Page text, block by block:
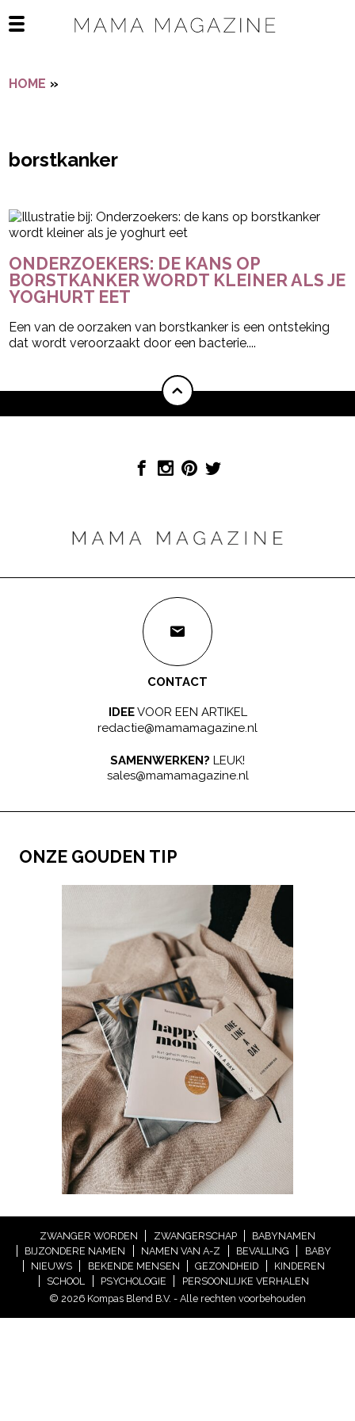
Open het mobiele menu
HOME »
borstkanker
ONDERZOEKERS: DE KANS OP
BORSTKANKER WORDT KLEINER ALS JE
YOGHURT EET
Een van de oorzaken van borstkanker is een ontsteking
dat wordt veroorzaakt door een bacterie....
CONTACT
IDEEVOOR EEN ARTIKEL
redactie@mamamagazine.nl
SAMENWERKEN? LEUK!
sales@mamamagazine.nl
ONZE GOUDEN TIP
ZWANGER WORDEN ZWANGERSCHAP
BABYNAMEN
BIJZONDERE NAMEN
NAMEN VAN A-Z BEVALLING
BABY
NIEUWS
BEKENDE MENSEN GEZONDHEID
KINDEREN
SCHOOL
PSYCHOLOGIE
PERSOONLIJKE VERHALEN
© 2026 Kompas Blend B.V. - Alle rechten voorbehouden